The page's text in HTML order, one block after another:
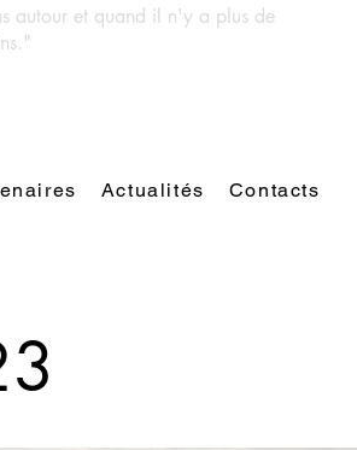
autour et quand il n'y a plus de
Actualités Contacts